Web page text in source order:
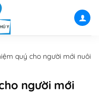
quý cho người mới nuôi
người mới